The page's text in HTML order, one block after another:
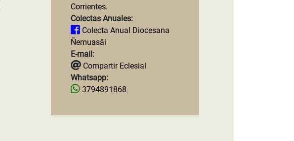
Corrientes.
Colectas Anuales:
Colecta Anual Diocesana
Ñemuasâi
E-mail:
Compartir Eclesial
Whatsapp:
3794891868